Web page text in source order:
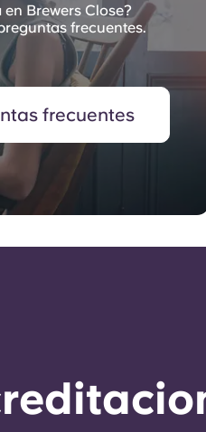
Brewers Close?
frecuentes.
frecuentes